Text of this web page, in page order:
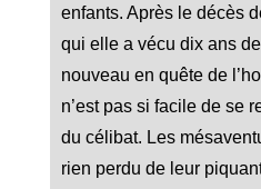
enfants. Après le décès
qui elle a vécu dix ans
nouveau en quête de
n’est pas si facile de se
du célibat. Les
rien perdu de leur